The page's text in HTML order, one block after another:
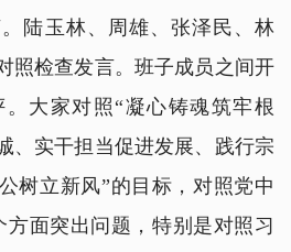
陆玉林、周雄、张泽民、林
照检查发言。班子成员之间开
大家对照“凝心铸魂筑牢根
、实干担当促进发展、践行宗
树立新风”的目标，对照党中
面突出问题，特别是对照习